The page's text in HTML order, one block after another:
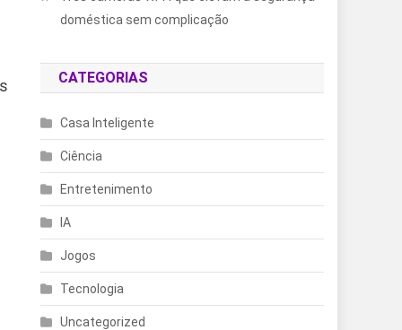
doméstica sem complicação
CATEGORIAS
Casa Inteligente
Ciência
Entretenimento
IA
Jogos
Tecnologia
Uncategorized